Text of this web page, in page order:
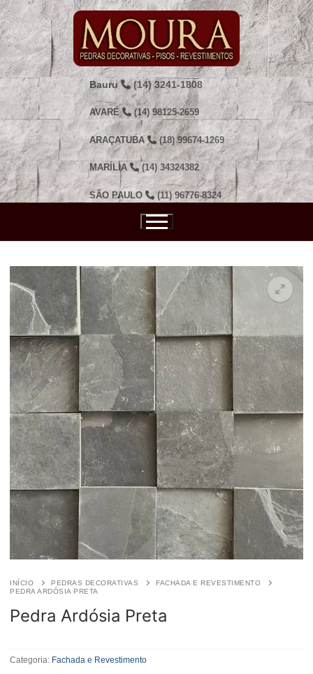
Pular
para
o
conteúdo
Bauru (14) 3241-1808
AVARÉ (14) 98125-2659
ARAÇATUBA (18) 99674-1269
MARÍLIA (14) 34324382
SÃO PAULO (11) 96776-8324
INÍCIO PEDRAS DECORATIVAS
FACHADA E REVESTIMENTO
PEDRA ARDÓSIA PRETA
Pedra Ardósia Preta
Ardósia
Categoria: Fachada e Revestimento